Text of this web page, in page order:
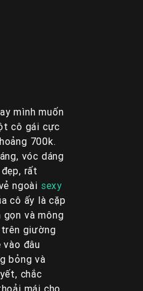
mình muốn
cô gái cực
700k.
vóc dáng
rất
ngoài sexy
cô ấy là cặp
và mông
giường
đâu
bỏng và
chắc
mái cho